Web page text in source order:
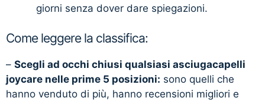
giorni senza dover dare spiegazioni.
Come leggere la classifica:
– Scegli ad occhi chiusi qualsiasi asciugacapelli
joycare nelle prime 5 posizioni: sono quelli che
hanno venduto di più, hanno recensioni migliori e